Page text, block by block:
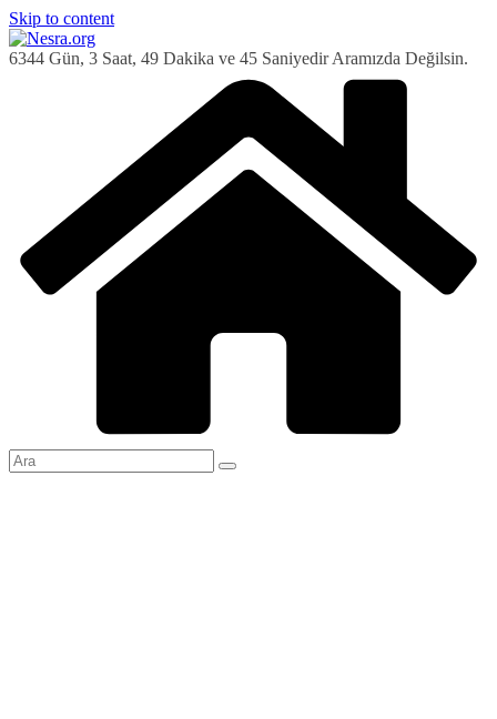
Skip to content
6344 Gün, 3 Saat, 49 Dakika ve 45 Saniyedir Aramızda Değilsin.